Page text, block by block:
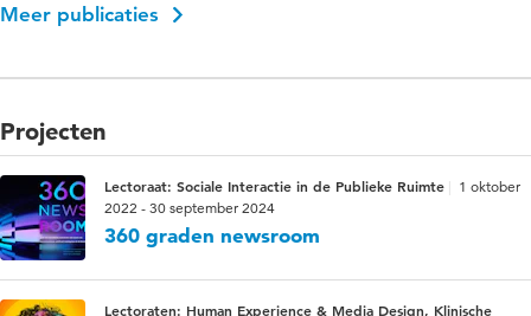
Meer publicaties
Projecten
Lectoraat: Sociale Interactie in de Publieke Ruimte
1 oktober
2022 - 30 september 2024
360 graden newsroom
Lectoraten: Human Experience & Media Design, Klinische